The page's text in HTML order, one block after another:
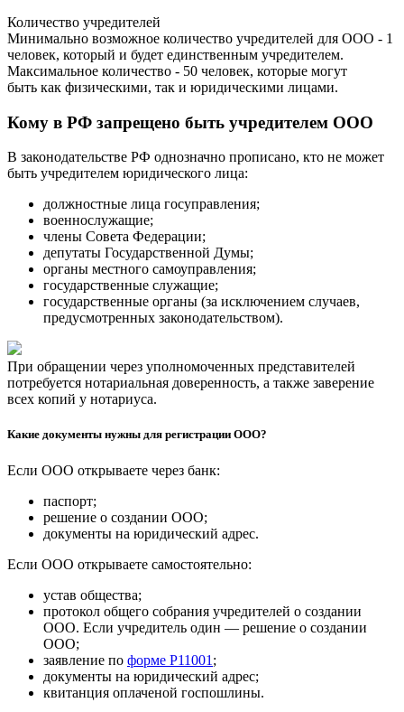
Количество учредителей
Минимально возможное количество учредителей для ООО - 1
человек, который и будет единственным учредителем.
Максимальное количество - 50 человек, которые могут
быть как физическими, так и юридическими лицами.
Кому в РФ запрещено быть учредителем ООО
В законодательстве РФ однозначно прописано, кто не может
быть учредителем юридического лица:
должностные лица госуправления;
военнослужащие;
члены Совета Федерации;
депутаты Государственной Думы;
органы местного самоуправления;
государственные служащие;
государственные органы (за исключением случаев,
предусмотренных законодательством).
При обращении через уполномоченных представителей
потребуется нотариальная доверенность, а также заверение
всех копий у нотариуса.
Какие документы нужны для регистрации ООО?
Если ООО открываете через банк:
паспорт;
решение о создании ООО;
документы на юридический адрес.
Если ООО открываете самостоятельно:
устав общества;
протокол общего собрания учредителей о создании
ООО. Если учредитель один — решение о создании
ООО;
заявление по форме Р11001 ;
документы на юридический адрес;
квитанция оплаченой госпошлины.